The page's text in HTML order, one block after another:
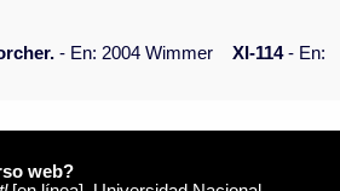
- En: 2004 Wimmer XI-114- En:
web?